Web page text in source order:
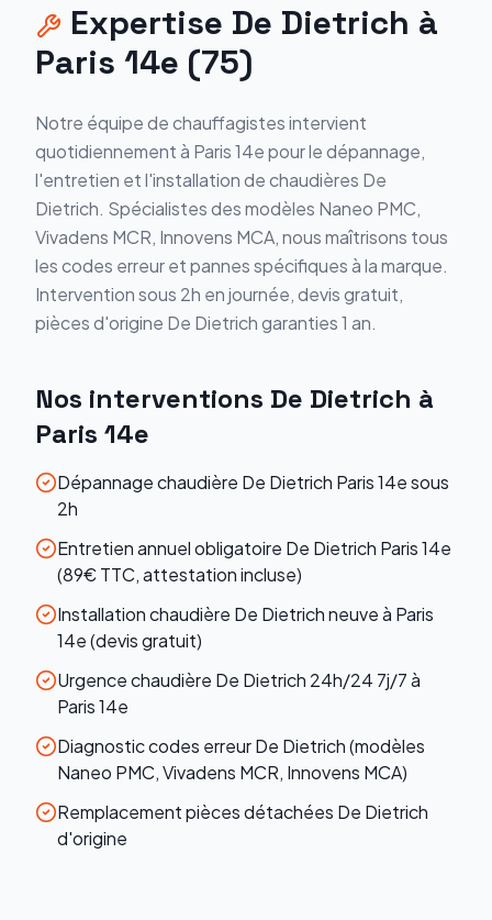
Expertise De Dietrich à
Paris 14e (75)
Notre équipe de chauffagistes intervient
quotidiennement à Paris 14epour le dépannage,
l'entretien et l'installation de chaudières De
Dietrich. Spécialistes des modèles Naneo PMC,
Vivadens MCR, Innovens MCA, nous maîtrisons tous
les codes erreur et pannes spécifiques à la marque.
Intervention sous 2h en journée, devis gratuit,
pièces d'origine De Dietrichgaranties 1 an.
Nos interventions De Dietrich à
Paris 14e
Dépannage chaudière De Dietrich Paris 14e sous
2h
Entretien annuel obligatoire De Dietrich Paris 14e
(89€ TTC, attestation incluse)
Installation chaudière De Dietrich neuve à Paris
14e (devis gratuit)
Urgence chaudière De Dietrich 24h/24 7j/7 à
Paris 14e
Diagnostic codes erreur De Dietrich (modèles
Naneo PMC, Vivadens MCR, Innovens MCA)
Remplacement pièces détachées De Dietrich
d'origine